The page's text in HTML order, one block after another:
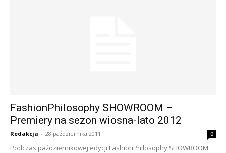
FashionPhilosophy SHOWROOM –
Premiery na sezon wiosna-lato 2012
Redakcja - 28 października 2011 0
Podczas październikowej edycji FashionPhilosophy SHOWROOM